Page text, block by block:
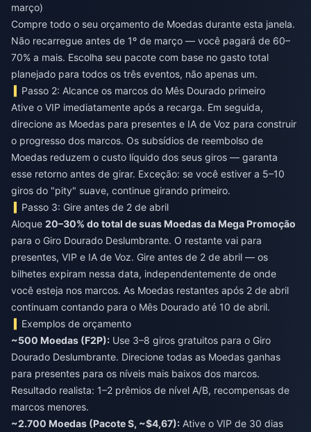
março)
Compre todo o seu orçamento de Moedas durante esta janela.
Não recarregue antes de 1º de março — você pagará de 60–
70% a mais. Escolha seu pacote com base no gasto total
planejado para todos os três eventos, não apenas um.
Passo 2: Alcance os marcos do Mês Dourado primeiro
Ative o VIP imediatamente após a recarga. Em seguida,
direcione as Moedas para presentes e IA de Voz para construir
o progresso dos marcos. Os subsídios de reembolso de
Moedas reduzem o custo líquido dos seus giros — garanta
esse retorno antes de girar. Exceção: se você estiver a 5–10
giros do "pity" suave, continue girando primeiro.
Passo 3: Gire antes de 2 de abril
Aloque 20–30% do total de suas Moedas da Mega Promoção
para o Giro Dourado Deslumbrante. O restante vai para
presentes, VIP e IA de Voz. Gire antes de 2 de abril — os
bilhetes expiram nessa data, independentemente de onde
você esteja nos marcos. As Moedas restantes após 2 de abril
continuam contando para o Mês Dourado até 10 de abril.
Exemplos de orçamento
~500 Moedas (F2P): Use 3–8 giros gratuitos para o Giro
Dourado Deslumbrante. Direcione todas as Moedas ganhas
para presentes para os níveis mais baixos dos marcos.
Resultado realista: 1–2 prêmios de nível A/B, recompensas de
marcos menores.
~2.700 Moedas (Pacote S, ~$4,67): Ative o VIP de 30 dias